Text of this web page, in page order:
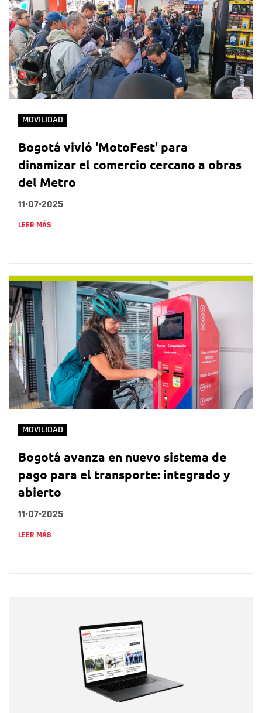
MOVILIDAD
Bogotá vivió 'MotoFest' para
dinamizar el comercio cercano a obras
del Metro
11•07•2025
LEER MÁS
MOVILIDAD
Bogotá avanza en nuevo sistema de
pago para el transporte: integrado y
abierto
11•07•2025
LEER MÁS
Correo electrónico
Tipo de comentario